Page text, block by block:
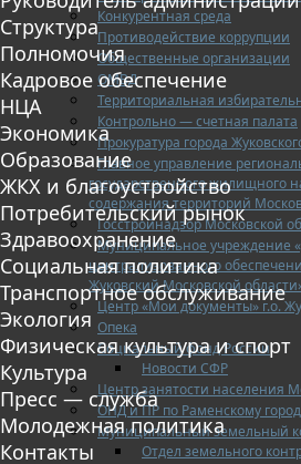
Конкурентная среда
Противодействие коррупции
Общественные организации
ОМВД
Территориальная
Контрольно — счетная палата
Прокуратура города
Главное управление
государственного жилищного
содержания территорий
Госстройнадзор Московской
Муниципальное учреждение
централизованного
Жуковский Московской
Центр «Мои документы» г.о.
Опека
Социальный фонд России
Новости СФР
Центр занятости населения
ОНД и ПР по Раменскому
Муниципальный земельный
Отдел земельного
Структура
Полномочия
Кадровое обеспечение
НЦА
Экономика
Образование
ЖКХ и благоустройство
Потребительский рынок
Здравоохранение
Социальная политика
Транспортное обслуживание
Экология
Физическая культура и спорт
Культура
Пресс — служба
Молодежная политика
Контакты